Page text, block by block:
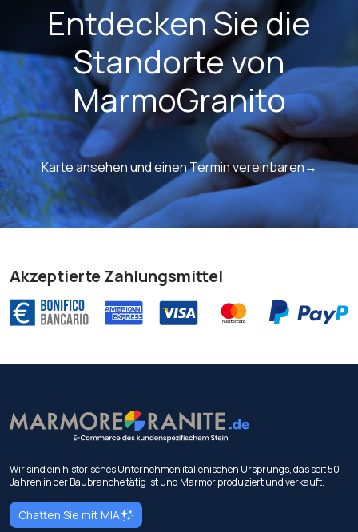
Entdecken Sie die
Standorte von
MarmoGranito
Karte ansehen und einen Termin vereinbaren→
Akzeptierte Zahlungsmittel
Wir sind ein historisches Unternehmen italienischen Ursprungs, das seit 50
Jahren in der Baubranche tätig ist und Marmor produziert und verkauft.
Chatten Sie mit MIA